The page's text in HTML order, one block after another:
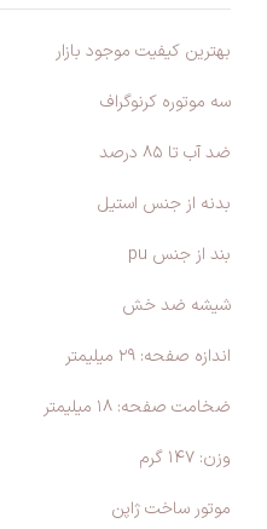
بهترين كيفيت موجود بازار
سه موتوره كرنوگراف
ضد آب تا ٨٥ درصد
بدنه از جنس استيل
بند از جنس pu
شيشه ضد خش
اندازه صفحه: ٢٩ ميليمتر
ضخامت صفحه: ١٨ ميليمتر
وزن: ١٤٧ گرم
موتور ساخت ژاپن